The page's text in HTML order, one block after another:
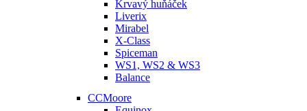
Krvavý huňáček
Liverix
Mirabel
X-Class
Spiceman
WS1, WS2 & WS3
Balance
CCMoore